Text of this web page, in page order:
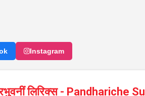
Instagram
लिरिक्स - Pandhariche